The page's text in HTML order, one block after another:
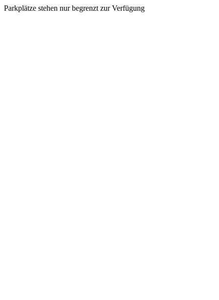
Parkplätze stehen nur begrenzt zur Verfügung